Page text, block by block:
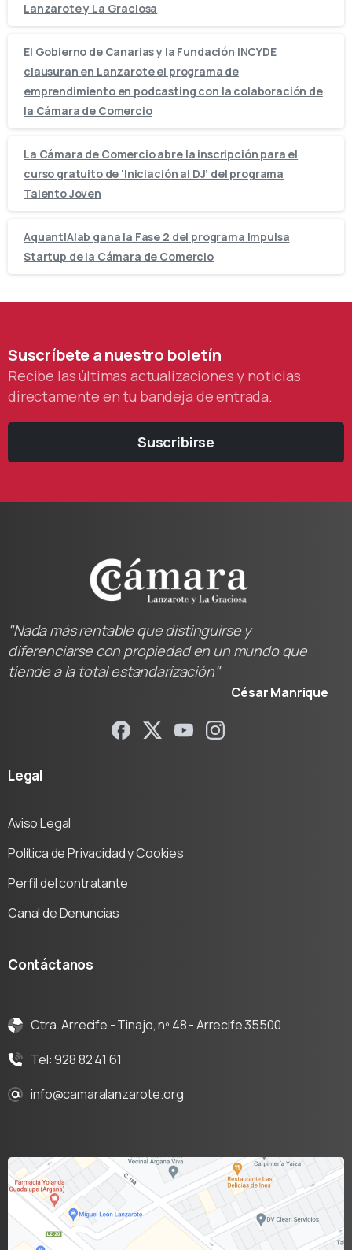
Lanzarote y La Graciosa
El Gobierno de Canarias y la Fundación INCYDE
clausuran en Lanzarote el programa de
emprendimiento en podcasting con la colaboración de
la Cámara de Comercio
La Cámara de Comercio abre la inscripción para el
curso gratuito de ‘Iniciación al DJ’ del programa
Talento Joven
AquantIAlab gana la Fase 2 del programa Impulsa
Startup de la Cámara de Comercio
Suscríbeteanuestro boletín
Recibe las últimas actualizaciones y noticias
directamente en tu bandeja de entrada.
Suscribirse
"Nada más rentable que distinguirse y
diferenciarse con propiedad en un mundo que
tiende a la total estandarización"
César Manrique
Legal
Aviso Legal
Política de Privacidad y Cookies
Perfil del contratante
Canal de Denuncias
Contáctanos
Ctra. Arrecife - Tinajo, nº 48 - Arrecife 35500
Tel: 928 82 41 61
info@camaralanzarote.org